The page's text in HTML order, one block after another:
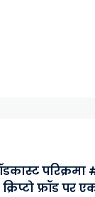
परिक्रमा
फ्रॉड पर